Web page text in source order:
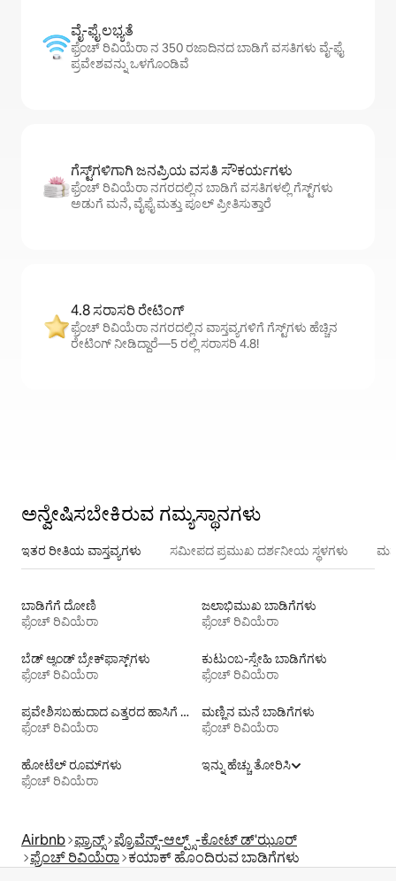
ವೈ-ಫೈ ಲಭ್ಯತೆ
ಫ್ರೆಂಚ್ ರಿವಿಯೆರಾ ನ 350 ರಜಾದಿನದ ಬಾಡಿಗೆ ವಸತಿಗಳು ವೈ-ಫೈ
ಪ್ರವೇಶವನ್ನು ಒಳಗೊಂಡಿವೆ
ಗೆಸ್ಟ್‌ಗಳಿಗಾಗಿ ಜನಪ್ರಿಯ ವಸತಿ ಸೌಕರ್ಯಗಳು
ಫ್ರೆಂಚ್ ರಿವಿಯೆರಾ ನಗರದಲ್ಲಿನ ಬಾಡಿಗೆ ವಸತಿಗಳಲ್ಲಿ ಗೆಸ್ಟ್‌ಗಳು
ಅಡುಗೆ ಮನೆ, ವೈಫೈ ಮತ್ತು ಪೂಲ್ ಪ್ರೀತಿಸುತ್ತಾರೆ
4.8 ಸರಾಸರಿ ರೇಟಿಂಗ್
ಫ್ರೆಂಚ್ ರಿವಿಯೆರಾ ನಗರದಲ್ಲಿನ ವಾಸ್ತವ್ಯಗಳಿಗೆ ಗೆಸ್ಟ್‌ಗಳು ಹೆಚ್ಚಿನ
ರೇಟಿಂಗ್ ನೀಡಿದ್ದಾರೆ—5 ರಲ್ಲಿ ಸರಾಸರಿ 4.8!
ಅನ್ವೇಷಿಸಬೇಕಿರುವ ಗಮ್ಯಸ್ಥಾನಗಳು
ಇತರ ರೀತಿಯ ವಾಸ್ತವ್ಯಗಳು ಸಮೀಪದ ಪ್ರಮುಖ ದರ್ಶನೀಯ ಸ್ಥಳಗಳು
ಬಾಡಿಗೆಗೆ ದೋಣಿ
ಫ್ರೆಂಚ್ ರಿವಿಯೆರಾ
ಜಲಾಭಿಮುಖ ಬಾಡಿಗೆಗಳು
ಫ್ರೆಂಚ್ ರಿವಿಯೆರಾ
ಬೆಡ್ ಆ್ಯಂಡ್ ಬ್ರೇಕ್‌ಫಾಸ್ಟ್‌ಗಳು
ಫ್ರೆಂಚ್ ರಿವಿಯೆರಾ
ಕುಟುಂಬ-ಸ್ನೇಹಿ ಬಾಡಿಗೆಗಳು
ಫ್ರೆಂಚ್ ರಿವಿಯೆರಾ
ಪ್ರವೇಶಿಸಬಹುದಾದ ಎತ್ತರದ ಹಾಸಿಗೆ ಹೊಂದಿರುವ ಬಾಡಿಗೆಗಳು
ಫ್ರೆಂಚ್ ರಿವಿಯೆರಾ
ಮಣ್ಣಿನ ಮನೆ ಬಾಡಿಗೆಗಳು
ಫ್ರೆಂಚ್ ರಿವಿಯೆರಾ
ಹೋಟೆಲ್ ರೂಮ್‌ಗಳು
ಫ್ರೆಂಚ್ ರಿವಿಯೆರಾ
ಇನ್ನು ಹೆಚ್ಚು ತೋರಿಸಿ
Airbnb ಫ್ರಾನ್ಸ್ ಪ್ರೊವೆನ್ಸ್-ಆಲ್ಪ್ಸ್-ಕೋಟ್ ಡ್'ಝೂರ್
ಫ್ರೆಂಚ್ ರಿವಿಯೆರಾ ಕಯಾಕ್ ಹೊಂದಿರುವ ಬಾಡಿಗೆಗಳು